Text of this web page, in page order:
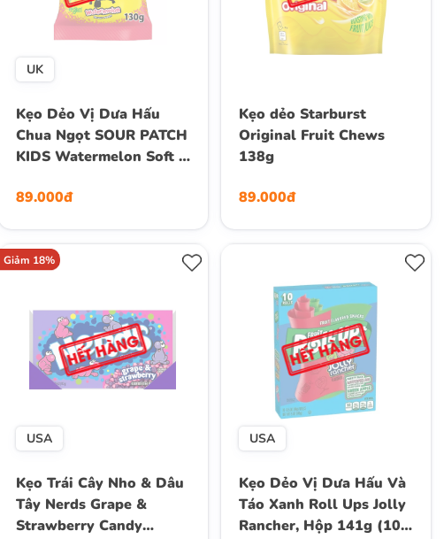
UK
Kẹo Dẻo Vị Dưa Hấu
Chua Ngọt SOUR PATCH
KIDS Watermelon Soft &
89.000đ
Kẹo dẻo Starburst
Original Fruit Chews
138g
89.000đ
Giảm 18%
USA
Kẹo Trái Cây Nho & Dâu
Tây Nerds Grape &
Strawberry Candy
USA
Kẹo Dẻo Vị Dưa Hấu Và
Táo Xanh Roll Ups Jolly
Rancher, Hộp 141g (10